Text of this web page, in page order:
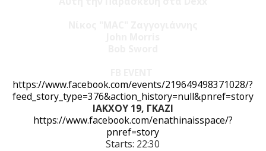
https://www.facebook.com/events/219649498371028/?
feed_story_type=376&action_history=null&pnref=story
ΙΑΚΧΟΥ 19, ΓΚΑΖΙ
https://www.facebook.com/enathinaisspace/?
pnref=story
Starts: 22:30